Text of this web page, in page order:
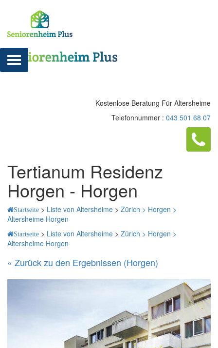
Kostenlose Beratung Für Altersheime
Telefonnummer : 043 501 68 07
Tertianum Residenz
Horgen - Horgen
Startseite > Liste von Altersheime > Zürich > Horgen >
Altersheime Horgen
Startseite > Liste von Altersheime > Zürich > Horgen >
Altersheime Horgen
« Zurück zu den Ergebnissen (Horgen)